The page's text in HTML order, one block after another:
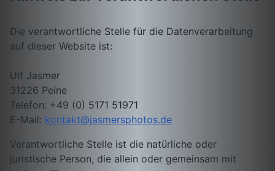
Die verantwortliche Stelle für die Datenverarbeitung
auf dieser Website ist:
Ulf Jasmer
31226 Peine
Telefon: +49 (0) 5171 51971
E-Mail: kontakt@jasmersphotos.de
Verantwortliche Stelle ist die natürliche oder
juristische Person, die allein oder gemeinsam mit